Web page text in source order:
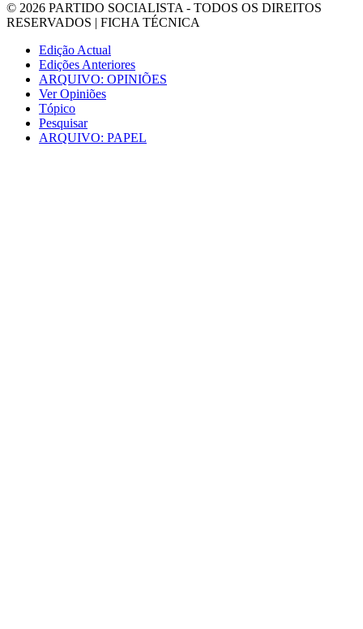
© 2026 PARTIDO SOCIALISTA - TODOS OS DIREITOS
RESERVADOS | FICHA TÉCNICA
Edição Actual
Edições Anteriores
ARQUIVO: OPINIÕES
Ver Opiniões
Tópico
Pesquisar
ARQUIVO: PAPEL